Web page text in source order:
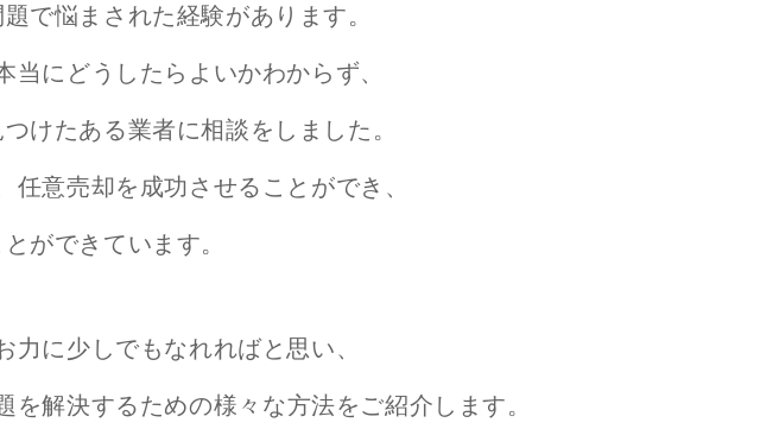
題で悩まされた経験があります。
当にどうしたらよいかわからず、
けたある業者に相談をしました。
任意売却を成功させることができ、
ができています。
力に少しでもなれればと思い、
を解決するための様々な方法をご紹介します。